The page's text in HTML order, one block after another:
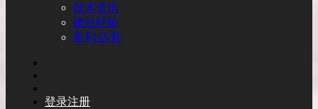
技术资讯
建站经验
盈利/运营
登录注册